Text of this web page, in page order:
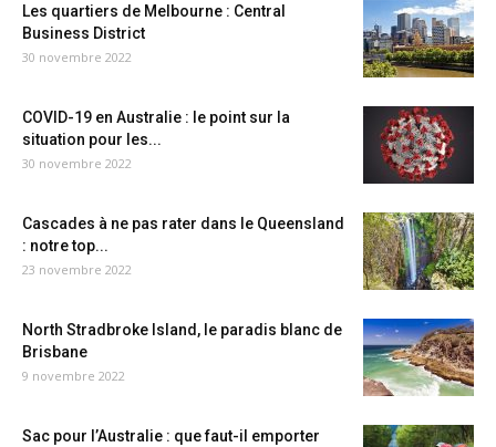
Les quartiers de Melbourne : Central
Business District
30 novembre 2022
COVID-19 en Australie : le point sur la
situation pour les...
30 novembre 2022
Cascades à ne pas rater dans le Queensland
: notre top...
23 novembre 2022
North Stradbroke Island, le paradis blanc de
Brisbane
9 novembre 2022
Sac pour l’Australie : que faut-il emporter